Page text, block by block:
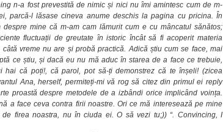
n-a fost prevestită de nimic și nici nu îmi amintesc cum de m-
parcă-l lăsase cineva anume deschis la pagina cu pricina. În
mine că m-am cam lămurit cum e cu mâncatul sănătos;
fluctuații de greutate în istoric încât să fi acoperit materia
vreme nu are și probă practică. Adică știu cum se face, mai
ce știu, și dacă eu nu mă aduc în starea de a face ce trebuie,
că poți!, că parol, pot să-ți demonstrez că te înșeli! (zicea
Ana, herself, permiteți-mi vă rog să citez din primul ei reply
proastă despre metodele de a izbândi orice implicând voința.
a face ceva contra firii noastre. Ori ce mă interesează pe mine
firea noastra, nu în ciuda ei. O să vezi tu;)) “. Convincing, I